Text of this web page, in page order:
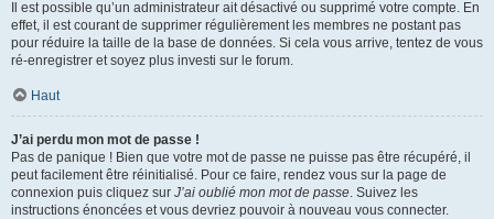
Il est possible qu’un administrateur ait désactivé ou supprimé votre compte. En
effet, il est courant de supprimer régulièrement les membres ne postant pas
pour réduire la taille de la base de données. Si cela vous arrive, tentez de vous
ré-enregistrer et soyez plus investi sur le forum.
Haut
J’ai perdu mon mot de passe !
Pas de panique ! Bien que votre mot de passe ne puisse pas être récupéré, il
peut facilement être réinitialisé. Pour ce faire, rendez vous sur la page de
connexion puis cliquez sur J’ai oublié mon mot de passe. Suivez les
instructions énoncées et vous devriez pouvoir à nouveau vous connecter.